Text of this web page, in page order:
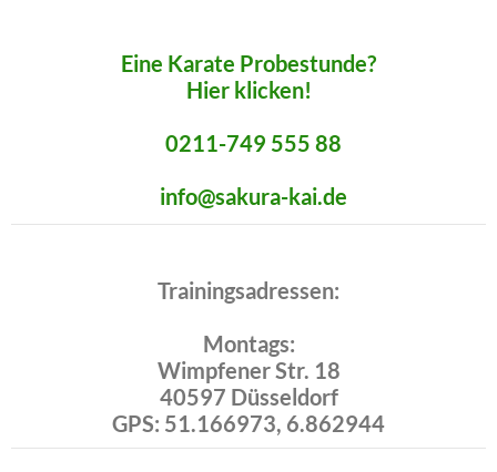
Eine Karate Probestunde?
Hier klicken!
0211-749 555 88
info@sakura-kai.de
Trainingsadressen:
Montags:
Wimpfener Str. 18
40597 Düsseldorf
GPS: 51.166973, 6.862944